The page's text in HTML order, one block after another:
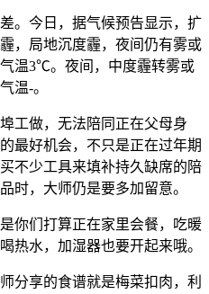
今日，据气候预告显示，扩
，局地沉度霾，夜间仍有雾或
温3℃。夜间，中度霾转雾或
温-。
做，无法陪同正在父母身
最好机会，不只是正在过年期
不少工具来填补持久缺席的陪
时，大师仍是要多加留意。
们打算正在家里会餐，吃暖
热水，加湿器也要开起来哦。
享的食谱就是梅菜扣肉，利